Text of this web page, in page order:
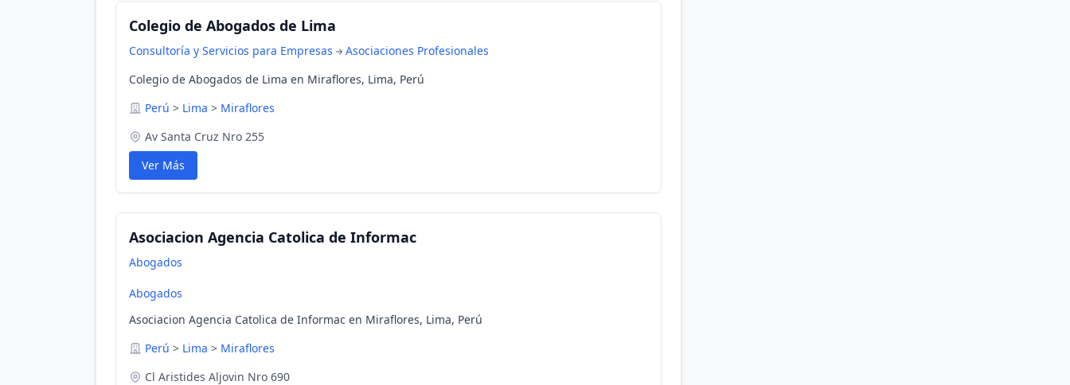
Colegio de Abogados de Lima
Consultoría y Servicios para Empresas
Asociaciones Profesionales
Colegio de Abogados de Lima en Miraflores, Lima, Perú
Perú > Lima > Miraflores
Av Santa Cruz Nro 255
Ver Más
Asociacion Agencia Catolica de Informac
Abogados
Abogados
Asociacion Agencia Catolica de Informac en Miraflores, Lima, Perú
Perú > Lima > Miraflores
Cl Aristides Aljovin Nro 690